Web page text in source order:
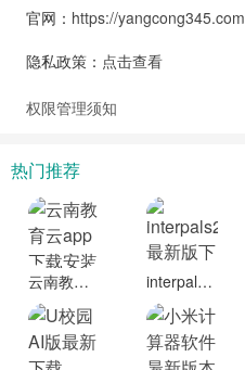
官网： https://yangcong345.com
隐私政策： 点击查看
权限管理须知
热门推荐
云南教育云app下载安装到手机 interpals2025最新版下载